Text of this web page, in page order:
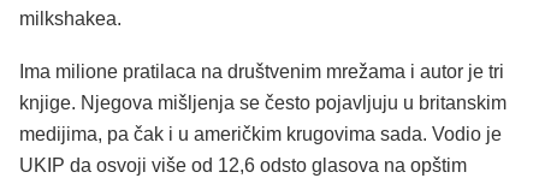
milkshakea.
Ima milione pratilaca na društvenim mrežama i autor je tri
knjige. Njegova mišljenja se često pojavljuju u britanskim
medijima, pa čak i u američkim krugovima sada. Vodio je
UKIP da osvoji više od 12,6 odsto glasova na opštim